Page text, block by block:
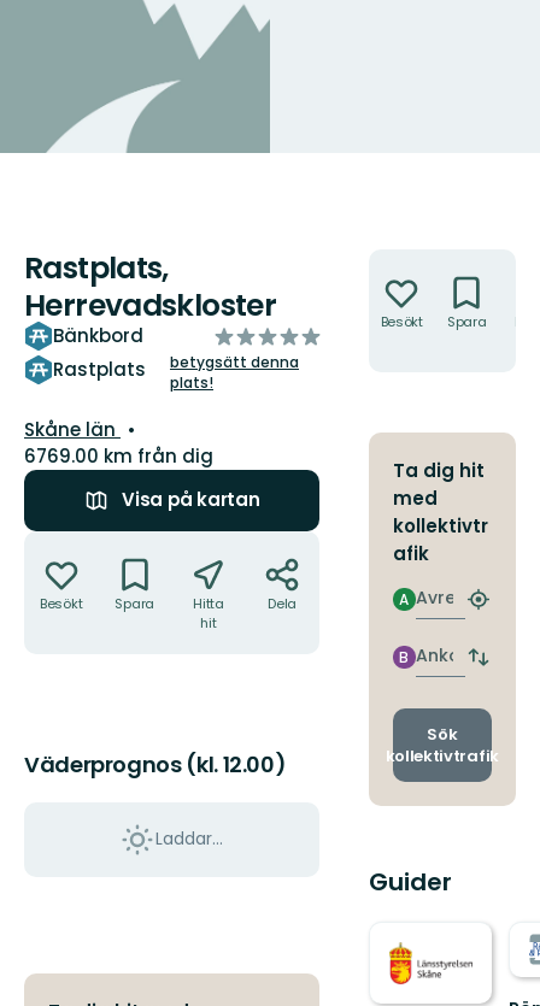
Rastplats,
Herrevadskloster
Bänkbord
Rastplats
av
5
stjärnor
betygsätt denna
plats!
Län:
Skåne län
6769.00 km från dig
Visa på kartan
Besökt Spara
Hitta
hit
Dela
Väderprognos (kl. 12.00)
Laddar...
Besökt Spara
Ta dig hit
med
kollektivtr
afik
Avresa
A
Hitta
Ankomst
B
Byt
och
Sök
kollektivtrafik
Guider